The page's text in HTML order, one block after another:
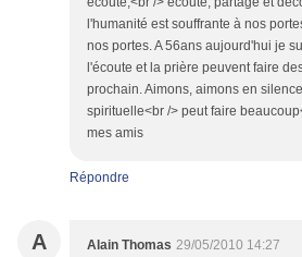
l'humanité est souffrante à nos
nos portes. A 56ans aujourd'hui je
l'écoute et la prière peuvent faire
prochain. Aimons, aimons en
spirituelle<br /> peut faire
mes amis
Répondre
A Alain Thomas 29/05/2010 14:27